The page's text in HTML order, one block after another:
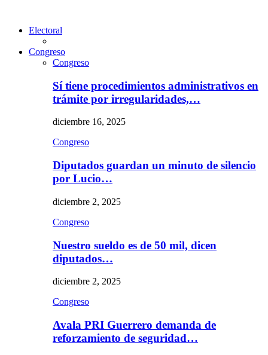
Electoral
Congreso
Congreso
Sí tiene procedimientos administrativos en
trámite por irregularidades,…
diciembre 16, 2025
Congreso
Diputados guardan un minuto de silencio
por Lucio…
diciembre 2, 2025
Congreso
Nuestro sueldo es de 50 mil, dicen
diputados…
diciembre 2, 2025
Congreso
Avala PRI Guerrero demanda de
reforzamiento de seguridad…